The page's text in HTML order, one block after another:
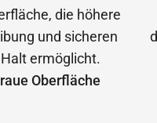
raue Oberfläche